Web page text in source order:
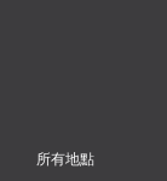
所有地點